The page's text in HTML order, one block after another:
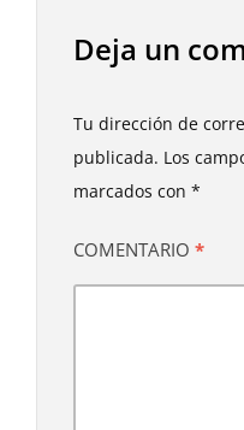
Deja un
Tu dirección de
publicada. Los
marcados con *
COMENTARIO *